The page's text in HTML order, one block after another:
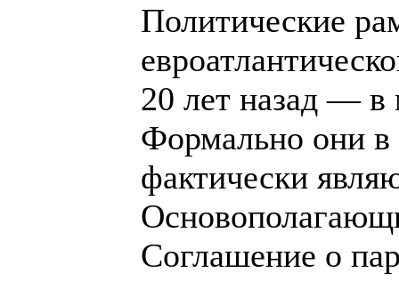
Политические
20 лет назад — в
Формально они в
фактически
Соглашение о